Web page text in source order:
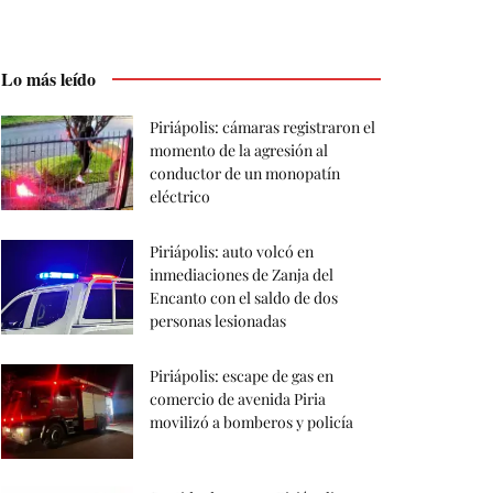
Lo más leído
Piriápolis: cámaras registraron el
momento de la agresión al
conductor de un monopatín
eléctrico
Piriápolis: auto volcó en
inmediaciones de Zanja del
Encanto con el saldo de dos
personas lesionadas
Piriápolis: escape de gas en
comercio de avenida Piria
movilizó a bomberos y policía